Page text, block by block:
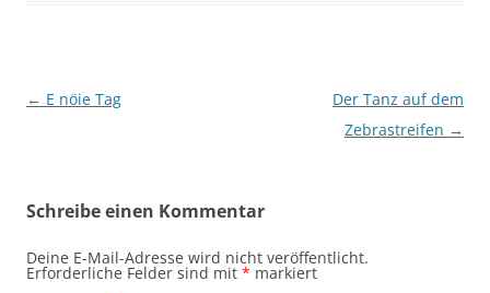
Beitragsnavigation
← E nöie Tag
Der Tanz auf dem
Zebrastreifen →
Schreibe einen Kommentar
Deine E-Mail-Adresse wird nicht veröffentlicht.
Erforderliche Felder sind mit * markiert